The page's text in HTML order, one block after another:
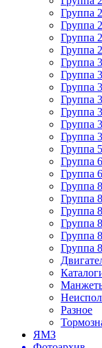
Группа
Группа
Группа
Группа
Группа
Группа
Группа
Группа
Группа
Группа
Группа
Группа
Группа
Группа
Группа
Группа
Группа
Группа
Группа
Группа
Разное
ЯМЗ